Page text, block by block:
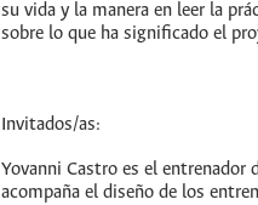
su vida y la manera en leer la
sobre lo que ha significado el
Invitados/as:
Yovanni Castro es el entrenador
acompaña el diseño de los